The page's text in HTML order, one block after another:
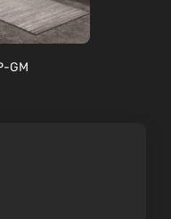
GM